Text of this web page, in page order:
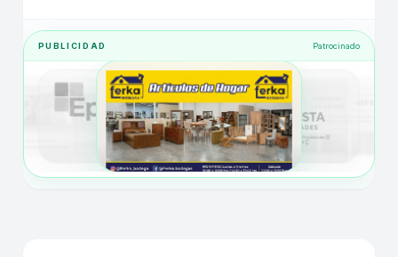
PUBLICIDAD Patrocinado